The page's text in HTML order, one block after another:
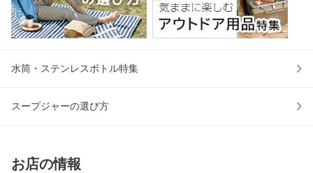
水筒・ステンレスボトル特集
スープジャーの選び方
お店の情報